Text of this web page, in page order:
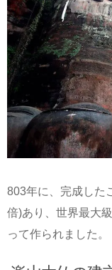
803年に、完成した
倍)あり、世界最大
って作られました。